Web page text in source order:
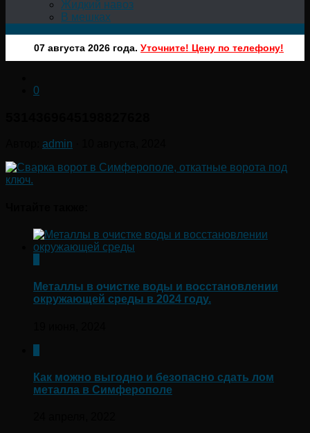
Жидкий навоз
В мешках
07 августа 2026 года. Уточните! Цену по телефону!
0
admin
Металлы в очистке воды и восстановлении
окружающей среды в 2024 году.
Как можно выгодно и безопасно сдать лом
металла в Симферополе